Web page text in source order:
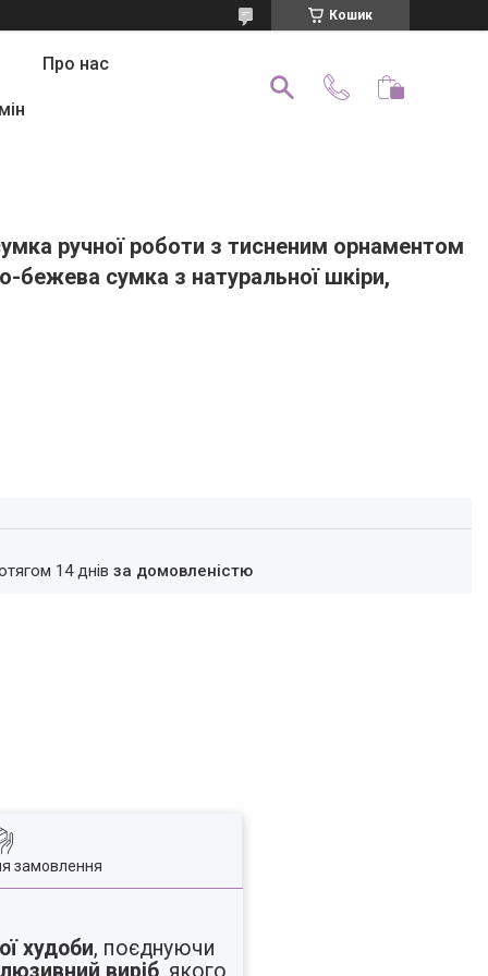
Кошик
Про нас
ручної роботи з тисненим орнаментом
бежева сумка з натуральної шкіри,
14 днівза домовленістю
замовлення
худоби, поєднуючи